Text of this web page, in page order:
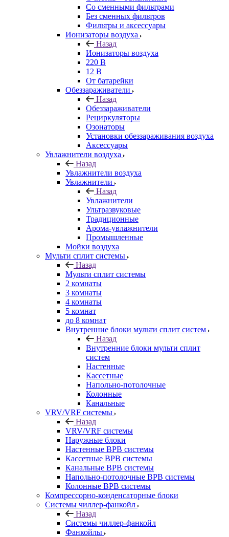
Cо сменными фильтрами
Без сменных фильтров
Фильтры и аксессуары
Ионизаторы воздуха
Назад
Ионизаторы воздуха
220 В
12 В
От батарейки
Обеззараживатели
Назад
Обеззараживатели
Рециркуляторы
Озонаторы
Установки обеззараживания воздуха
Аксессуары
Увлажнители воздуха
Назад
Увлажнители воздуха
Увлажнители
Назад
Увлажнители
Ультразвуковые
Традиционные
Арома-увлажнители
Промышленные
Мойки воздуха
Мульти сплит системы
Назад
Мульти сплит системы
2 комнаты
3 комнаты
4 комнаты
5 комнат
до 8 комнат
Внутренние блоки мульти сплит систем
Назад
Внутренние блоки мульти сплит
систем
Настенные
Кассетные
Напольно-потолочные
Колонные
Канальные
VRV/VRF системы
Назад
VRV/VRF системы
Наружные блоки
Настенные ВРВ системы
Кассетные ВРВ системы
Канальные ВРВ системы
Напольно-потолочные ВРВ системы
Колонные ВРВ системы
Компрессорно-конденсаторные блоки
Системы чиллер-фанкойл
Назад
Системы чиллер-фанкойл
Фанкойлы